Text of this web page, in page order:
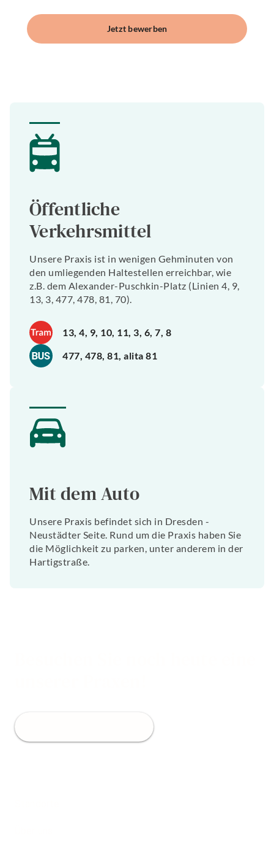
Jetzt bewerben
Öffentliche
Verkehrsmittel
Unsere Praxis ist in wenigen Gehminuten von
den umliegenden Haltestellen erreichbar, wie
z.B. dem Alexander-Puschkin-Platz (Linien 4, 9,
13, 3, 477, 478, 81, 70).
13, 4, 9, 10, 11, 3, 6, 7, 8
477, 478, 81, alita 81
Mit dem Auto
Unsere Praxis befindet sich in Dresden -
Neustädter Seite. Rund um die Praxis haben Sie
die Möglichkeit zu parken, unter anderem in der
Hartigstraße.